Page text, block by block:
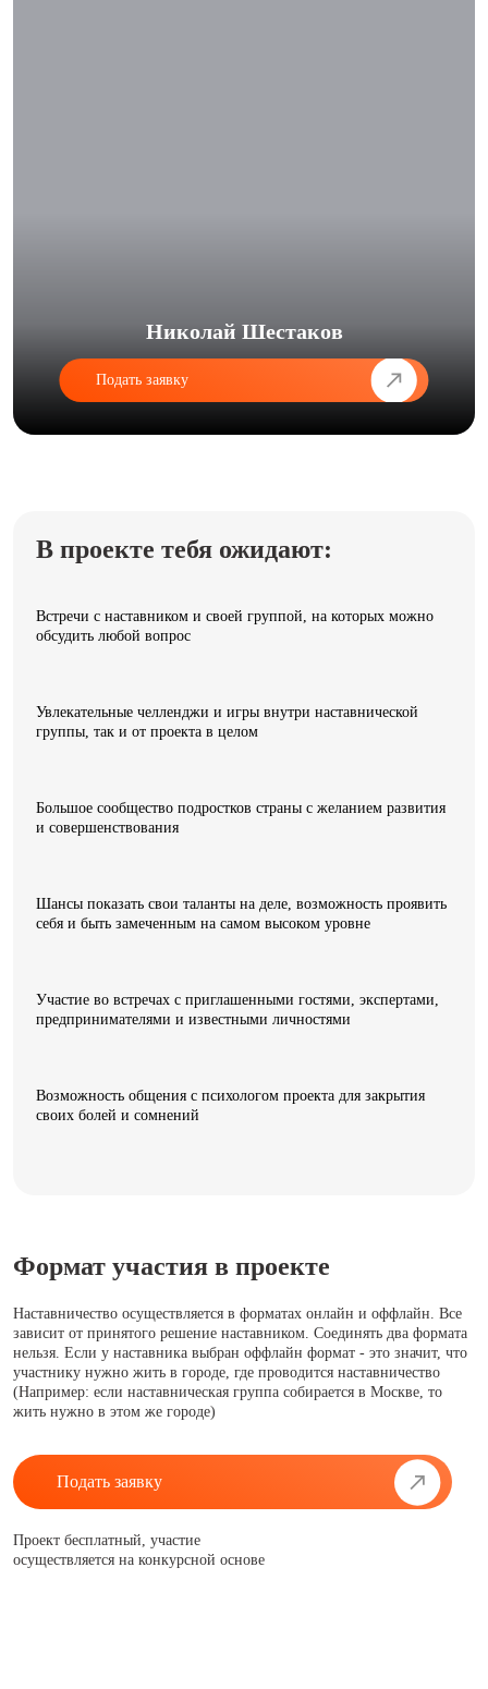
Николай Шестаков
Подать заявку
В проекте тебя ожидают:
Встречи с наставником и своей группой, на которых можно
обсудить любой вопрос
Увлекательные челленджи и игры внутри наставнической
группы, так и от проекта в целом
Большое сообщество подростков страны с желанием развития
и совершенствования
Шансы показать свои таланты на деле, возможность проявить
себя и быть замеченным на самом высоком уровне
Участие во встречах с приглашенными гостями, экспертами,
предпринимателями и известными личностями
Возможность общения с психологом проекта для закрытия
своих болей и сомнений
Формат участия в проекте
Наставничество осуществляется в форматах онлайн и оффлайн. Все
зависит от принятого решение наставником. Соединять два формата
нельзя. Если у наставника выбран оффлайн формат - это значит, что
участнику нужно жить в городе, где проводится наставничество
(Например: если наставническая группа собирается в Москве, то
жить нужно в этом же городе)
Подать заявку
Проект бесплатный, участие
осуществляется на конкурсной основе